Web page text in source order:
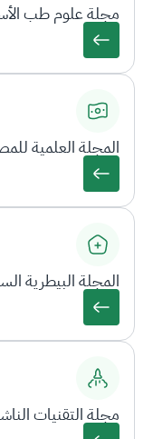
مجلة علوم طب
المجلة العلمية
المجلة البيطرية
مجلة التقنيات